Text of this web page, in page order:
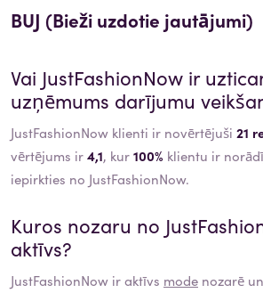
BUJ (Bieži uzdotie jautājumi)
Vai JustFashionNow ir
uzņēmums darījumu
JustFashionNow klienti ir novērtējuši 21
vērtējums ir4,1, kur100% klientu ir
iepirkties no JustFashionNow.
Kuros nozaru no
aktīvs?
JustFashionNow ir aktīvs mode nozarē